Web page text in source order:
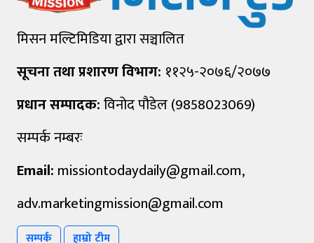
मिसन मल्टिमिडिया द्वारा सञ्चालित
सूचना तथा प्रशारण विभाग: ११२५-२०७६/२०७७
प्रधान सम्पादक:विनोद पौडेल (9858023069)
सम्पर्क नम्बरः
Email: missiontodaydaily@gmail.com,
adv.marketingmission@gmail.com
सम्पर्क हाम्रो टीम